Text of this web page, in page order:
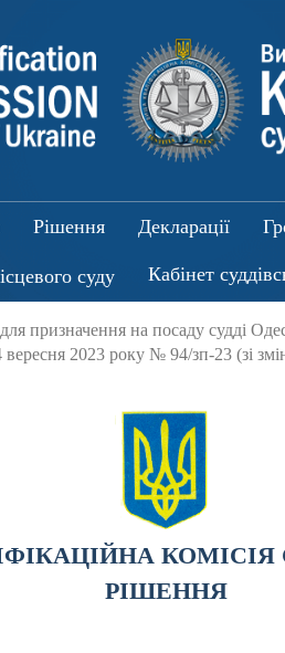
Рішення Декларації
суду Кабінет
призначення на посаду судді
вересня 2023 року № 94/зп-23 (зі
КОМІСІЯ
РІШЕННЯ